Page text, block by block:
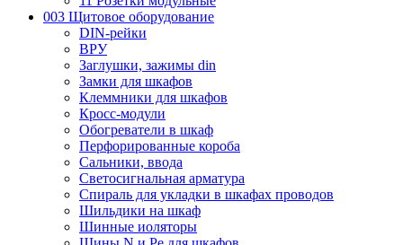
003 Щитовое оборудование
DIN-рейки
ВРУ
Заглушки, зажимы din
Замки для шкафов
Клеммники для шкафов
Кросс-модули
Обогреватели в шкаф
Перфорированные короба
Сальники, ввода
Светосигнальная арматура
Спираль для укладки в шкафах проводов
Шильдики на шкаф
Шинные иоляторы